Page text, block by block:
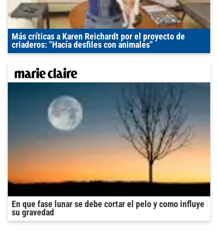
Más críticas a Karen Reichardt por el proyecto de
criaderos: "Hacía desfiles con animales"
En que fase lunar se debe cortar el pelo y como influye
su gravedad